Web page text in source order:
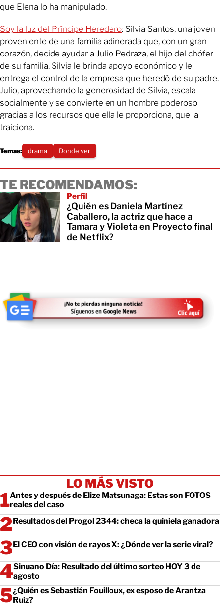
que Elena lo ha manipulado.
Soy la luz del Príncipe Heredero: Silvia Santos, una joven
proveniente de una familia adinerada que, con un gran
corazón, decide ayudar a Julio Pedraza, el hijo del chófer
de su familia. Silvia le brinda apoyo económico y le
entrega el control de la empresa que heredó de su padre.
Julio, aprovechando la generosidad de Silvia, escala
socialmente y se convierte en un hombre poderoso
gracias a los recursos que ella le proporciona, que la
traiciona.
Temas: drama Donde ver
TE RECOMENDAMOS:
Perfil
¿Quién es Daniela Martínez
Caballero, la actriz que hace a
Tamara y Violeta en Proyecto final
de Netflix?
LO MÁS VISTO
Antes y después de Elize Matsunaga: Estas son FOTOS
reales del caso
Resultados del Progol 2344: checa la quiniela ganadora
El CEO con visión de rayos X: ¿Dónde ver la serie viral?
Sinuano Día: Resultado del último sorteo HOY 3 de
agosto
¿Quién es Sebastián Fouilloux, ex esposo de Arantza
Ruiz?